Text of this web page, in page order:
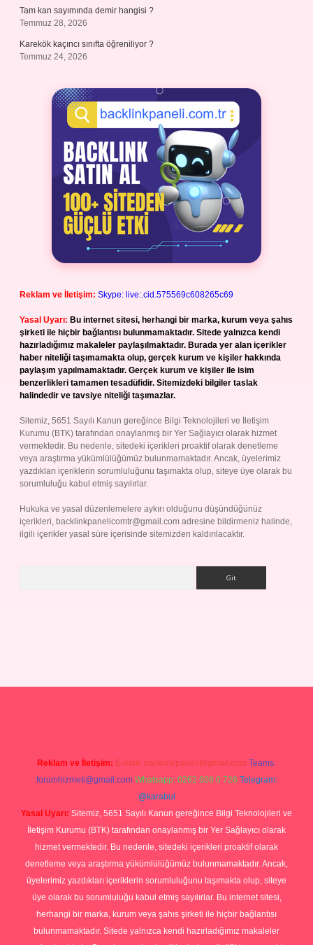
Tam kan sayımında demir hangisi ?
Temmuz 28, 2026
Karekök kaçıncı sınıfta öğreniliyor ?
Temmuz 24, 2026
Reklam ve İletişim: Skype: live:.cid.575569c608265c69
Yasal Uyarı: Bu internet sitesi, herhangi bir marka, kurum veya şahıs
şirketi ile hiçbir bağlantısı bulunmamaktadır. Sitede yalnızca kendi
hazırladığımız makaleler paylaşılmaktadır. Burada yer alan içerikler
haber niteliği taşımamakta olup, gerçek kurum ve kişiler hakkında
paylaşım yapılmamaktadır. Gerçek kurum ve kişiler ile isim
benzerlikleri tamamen tesadüfidir. Sitemizdeki bilgiler taslak
halindedir ve tavsiye niteliği taşımazlar.
Sitemiz, 5651 Sayılı Kanun gereğince Bilgi Teknolojileri ve İletişim
Kurumu (BTK) tarafından onaylanmış bir Yer Sağlayıcı olarak hizmet
vermektedir. Bu nedenle, sitedeki içerikleri proaktif olarak denetleme
veya araştırma yükümlülüğümüz bulunmamaktadır. Ancak, üyelerimiz
yazdıkları içeriklerin sorumluluğunu taşımakta olup, siteye üye olarak bu
sorumluluğu kabul etmiş sayılırlar.
Hukuka ve yasal düzenlemelere aykırı olduğunu düşündüğünüz
içerikleri, backlinkpanelicomtr@gmail.com adresine bildirmeniz halinde,
ilgili içerikler yasal süre içerisinde sitemizden kaldırılacaktır.
Reklam ve İletişim: E-mail: backlinkpaneli@gmail.com Teams:
forumhizmeti@gmail.com Whatsapp: 0262 606 0 726 Telegram:
@karabul
Yasal Uyarı: Sitemiz, 5651 Sayılı Kanun gereğince Bilgi Teknolojileri ve
İletişim Kurumu (BTK) tarafından onaylanmış bir Yer Sağlayıcı olarak
hizmet vermektedir. Bu nedenle, sitedeki içerikleri proaktif olarak
denetleme veya araştırma yükümlülüğümüz bulunmamaktadır. Ancak,
üyelerimiz yazdıkları içeriklerin sorumluluğunu taşımakta olup, siteye
üye olarak bu sorumluluğu kabul etmiş sayılırlar. Bu internet sitesi,
herhangi bir marka, kurum veya şahıs şirketi ile hiçbir bağlantısı
bulunmamaktadır. Sitede yalnızca kendi hazırladığımız makaleler